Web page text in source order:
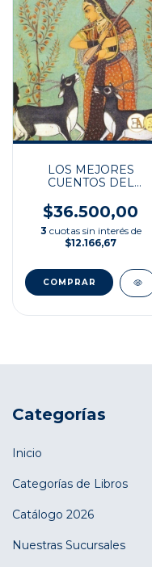
LOS MEJORES
CUENTOS DEL
$36.500,00
3 cuotas sin interés de
$12.166,67
Categorías
Inicio
Categorías de Libros
Catálogo 2026
Nuestras Sucursales